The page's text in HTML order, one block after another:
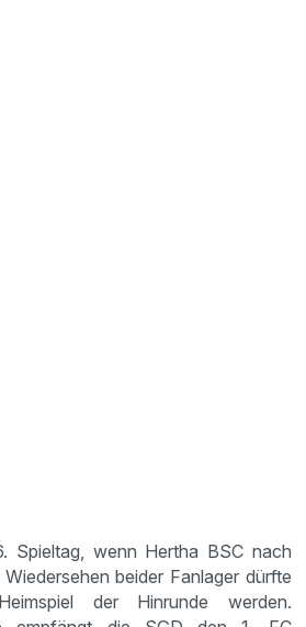
Spieltag, wenn Hertha BSC nach
beider Fanlager dürfte
der Hinrunde werden.